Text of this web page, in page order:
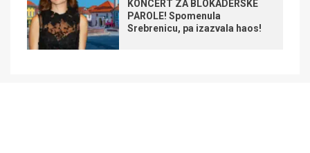
KONCERT ZA BLOKADERSKE
PAROLE! Spomenula
Srebrenicu, pa izazvala haos!